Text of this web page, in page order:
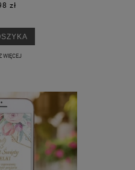
zł
WIĘCEJ